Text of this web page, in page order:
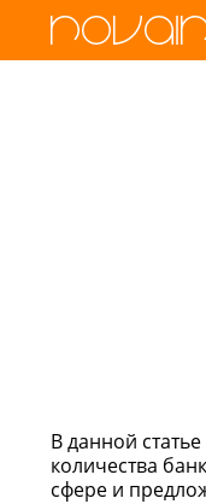
В данной
количества
сфере и